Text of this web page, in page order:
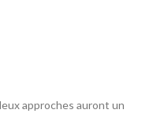
approches auront un